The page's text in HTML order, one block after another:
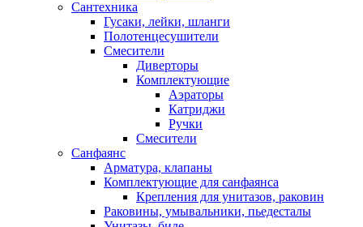
Сантехника
Гусаки, лейки, шланги
Полотенцесушители
Смесители
Диверторы
Комплектующие
Аэраторы
Катриджи
Ручки
Смесители
Санфаянс
Арматура, клапаны
Комплектующие для санфаянса
Крепления для унитазов, раковин
Раковины, умывальники, пьедесталы